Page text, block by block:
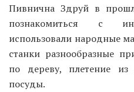
Пивнична Здруй в
познакомиться с
использовали народные
станки разнообразные
по дереву, плетение
посуды.